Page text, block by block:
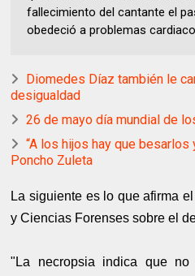
fallecimiento del cantante el
obedeció a problemas
Diomedes Díaz también le
desigualdad
26 de mayo día mundial de
“A los hijos hay que besarlos
Poncho Zuleta
La siguiente es lo que afirma
y Ciencias Forenses sobre el
"La necropsia indica que